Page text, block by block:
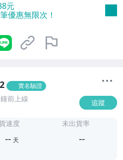
元
優惠無限次！
實名驗證
前上線 追蹤
速度
-- 天
未出貨率
--